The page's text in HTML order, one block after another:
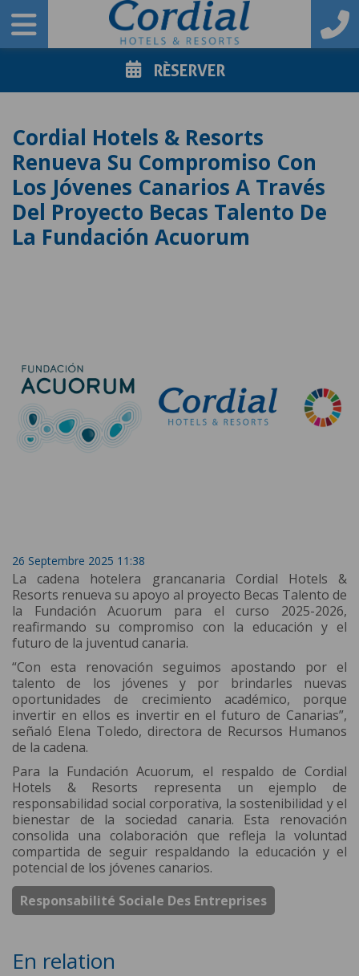
RÈSERVER
Cordial Hotels & Resorts
Renueva Su Compromiso Con
Los Jóvenes Canarios A Través
Del Proyecto Becas Talento De
La Fundación Acuorum
26 Septembre 2025 11:38
La cadena hotelera grancanaria Cordial Hotels &
Resorts renueva su apoyo al proyecto Becas Talento de
la Fundación Acuorum para el curso 2025-2026,
reafirmando su compromiso con la educación y el
futuro de la juventud canaria.
“Con esta renovación seguimos apostando por el
talento de los jóvenes y por brindarles nuevas
oportunidades de crecimiento académico, porque
invertir en ellos es invertir en el futuro de Canarias”,
señaló Elena Toledo, directora de Recursos Humanos
de la cadena.
Para la Fundación Acuorum, el respaldo de Cordial
Hotels & Resorts representa un ejemplo de
responsabilidad social corporativa, la sostenibilidad y el
bienestar de la sociedad canaria. Esta renovación
consolida una colaboración que refleja la voluntad
compartida de seguir respaldando la educación y el
potencial de los jóvenes canarios.
Responsabilité Sociale Des Entreprises
En relation